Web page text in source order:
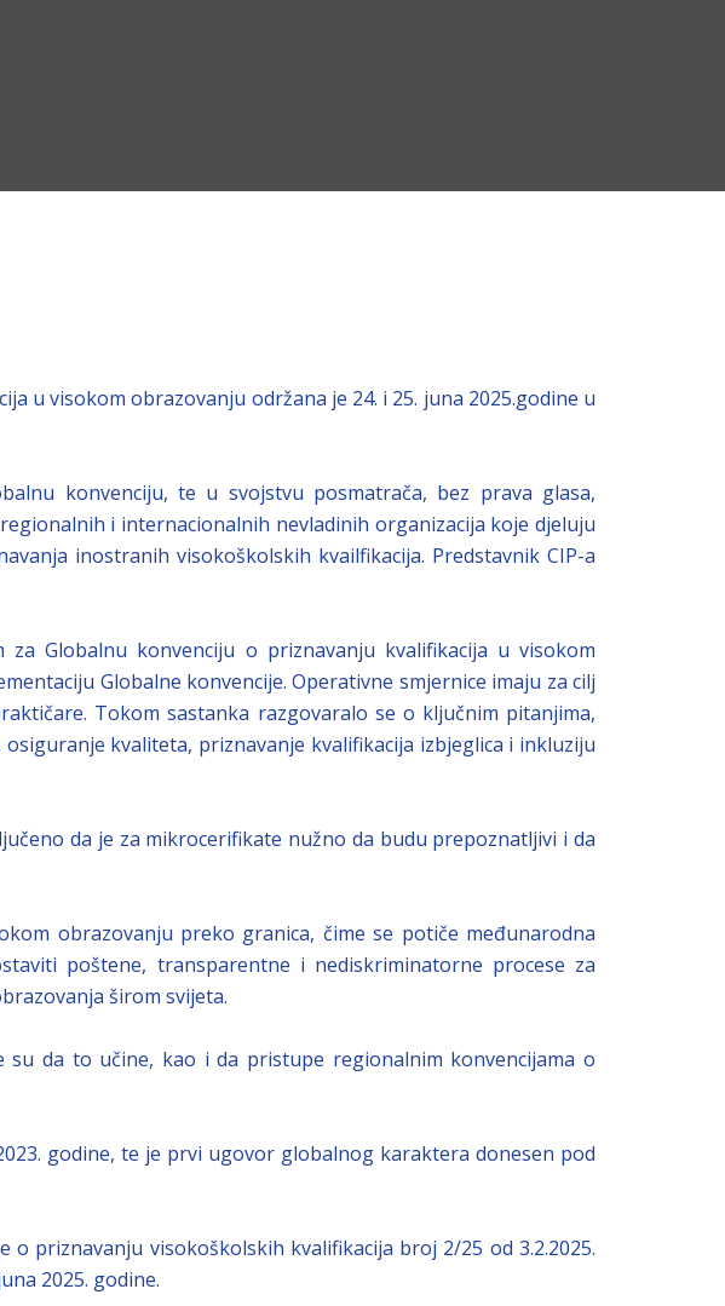
u visokom obrazovanju održana je 24. i 25. juna 2025.godine u
konvenciju, te u svojstvu posmatrača, bez prava glasa,
i internacionalnih nevladinih organizacija koje djeluju
inostranih visokoškolskih kvailfikacija. Predstavnik CIP-a
Globalnu konvenciju o priznavanju kvalifikacija u visokom
Globalne konvencije. Operativne smjernice imaju za cilj
Tokom sastanka razgovaralo se o ključnim pitanjima,
kvaliteta, priznavanje kvalifikacija izbjeglica i inkluziju
da je za mikrocerifikate nužno da budu prepoznatljivi i da
obrazovanju preko granica, čime se potiče međunarodna
poštene, transparentne i nediskriminatorne procese za
širom svijeta.
su da to učine, kao i da pristupe regionalnim konvencijama o
godine, te je prvi ugovor globalnog karaktera donesen pod
priznavanju visokoškolskih kvalifikacija broj 2/25 od 3.2.2025.
2025. godine.